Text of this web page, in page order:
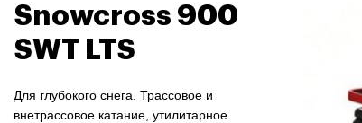
Snowcross 900
SWT LTS
Для глубокого снега. Трассовое и
внетрассовое катание, утилитарное